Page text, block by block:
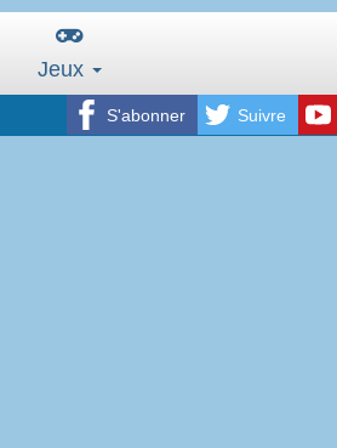
Jeux
S'abonner Suivre